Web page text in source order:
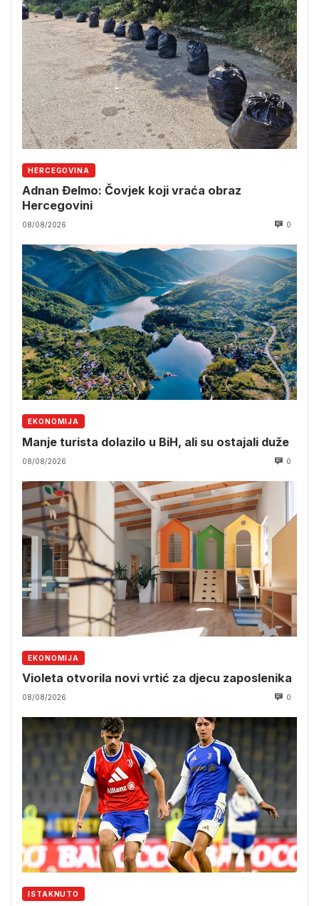
HERCEGOVINA
Adnan Đelmo: Čovjek koji vraća obraz
Hercegovini
08/08/2026 0
EKONOMIJA
Manje turista dolazilo u BiH, ali su ostajali duže
08/08/2026 0
EKONOMIJA
Violeta otvorila novi vrtić za djecu zaposlenika
08/08/2026 0
ISTAKNUTO